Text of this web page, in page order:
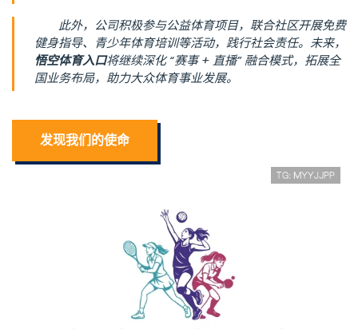
此外，公司积极参与公益体育项目，联合社区开展免费
健身指导、青少年体育培训等活动，践行社会责任。未来，
悟空体育入口将继续深化 “赛事 + 直播” 融合模式，拓展全
国业务布局，助力大众体育事业发展。
发现我们的使命